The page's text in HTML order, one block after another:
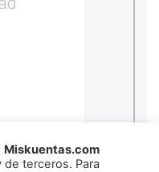
2026
Miskuentas.com
terceros. Para